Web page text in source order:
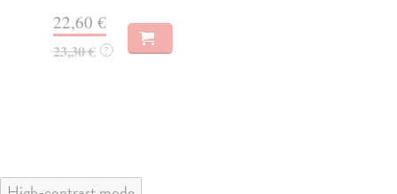
22,60 €
23,30 € ?